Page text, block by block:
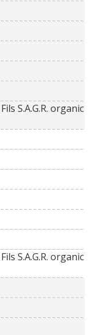
S.A.G.R. organic
S.A.G.R. organic